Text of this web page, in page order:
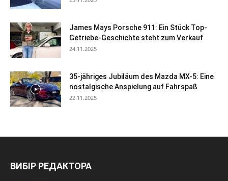
James Mays Porsche 911: Ein Stück Top-
Getriebe-Geschichte steht zum Verkauf
24.11.2025
35-jähriges Jubiläum des Mazda MX-5: Eine
nostalgische Anspielung auf Fahrspaß
22.11.2025
ВИБІР РЕДАКТОРА